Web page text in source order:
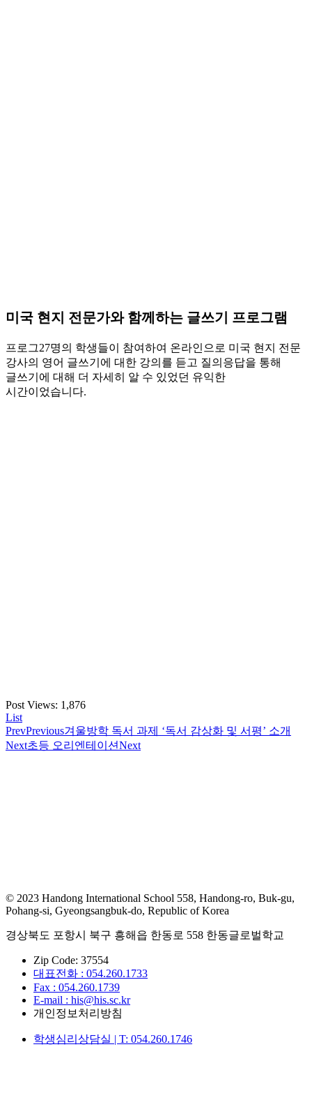
미국 현지 전문가와 함께하는 글쓰기 프로그램
프로그27명의 학생들이 참여하여 온라인으로 미국 현지 전문
강사의 영어 글쓰기에 대한 강의를 듣고 질의응답을 통해
글쓰기에 대해 더 자세히 알 수 있었던 유익한
시간이었습니다.
Post Views: 1,876
List
PrevPrevious겨울방학 독서 과제 ‘독서 감상화 및 서평’ 소개
Next초등 오리엔테이션Next
© 2023 Handong International School 558, Handong-ro, Buk-gu,
Pohang-si, Gyeongsangbuk-do, Republic of Korea
경상북도 포항시 북구 흥해읍 한동로 558 한동글로벌학교
Zip Code: 37554
대표전화 : 054.260.1733
Fax : 054.260.1739
E-mail : his@his.sc.kr
개인정보처리방침
학생심리상담실 | T: 054.260.1746